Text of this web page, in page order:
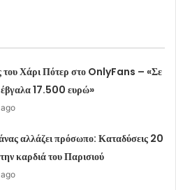
του Χάρι Πότερ στο OnlyFans – «Σε
έβγαλα 17.500 ευρώ»
αλλάζει πρόσωπο: Καταδύσεις 20
καρδιά του Παρισιού